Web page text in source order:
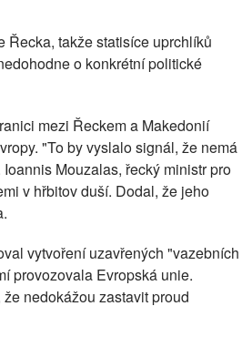
Řecka, takže statisíce uprchlíků
o konkrétní politické
mezi Řeckem a Makedonií
"To by vyslalo signál, že nemá
Mouzalas, řecký ministr pro
v hřbitov duší. Dodal, že jeho
vytvoření uzavřených "vazebních
provozovala Evropská unie.
nedokážou zastavit proud